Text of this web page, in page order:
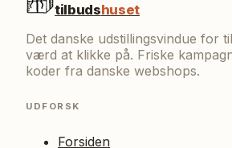
tilbudshuset
Det danske udstillingsvindue for
værd at klikke på. Friske
koder fra danske webshops.
UDFORSK
Forsiden